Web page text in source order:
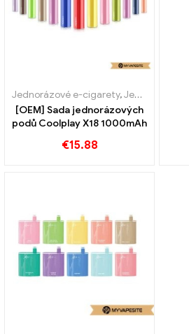
Jednorázové e-cigarety,Jednorázové e-cigarety Švédsko
[OEM] Sada jednorázových
podů Coolplay X18 1000mAh
€15.88